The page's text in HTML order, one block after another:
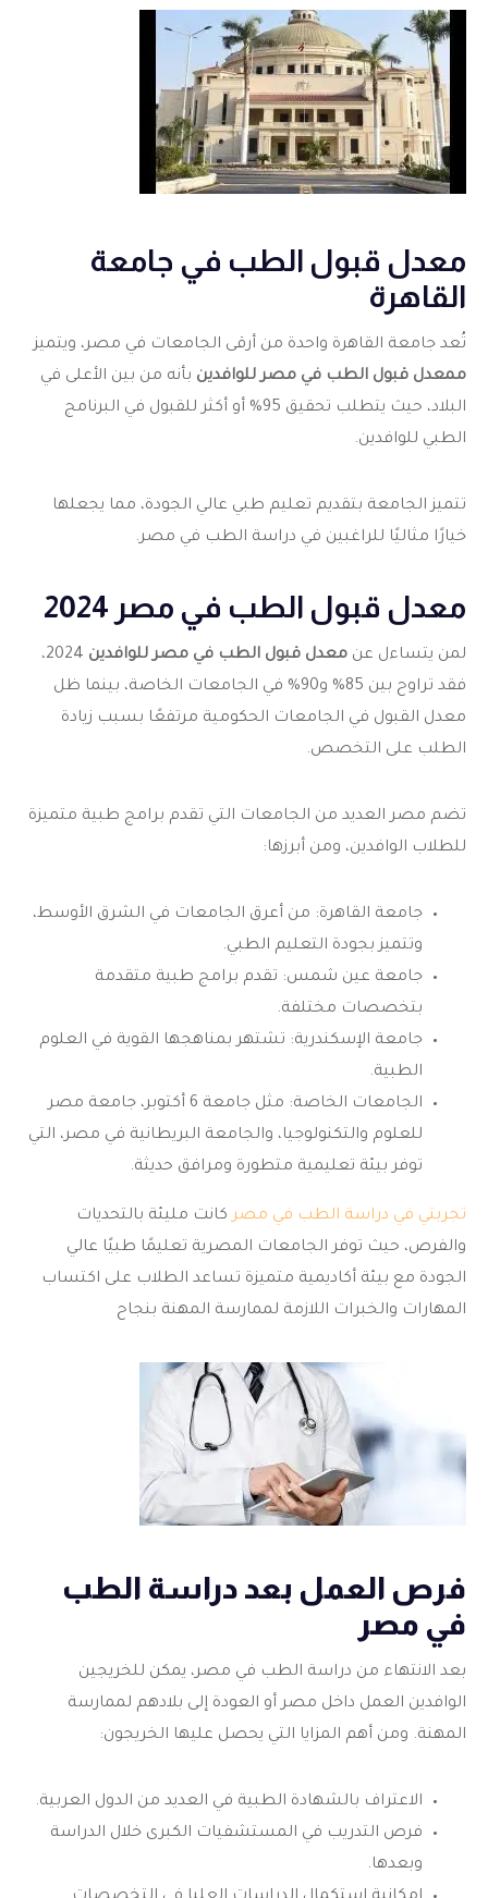
معدل قبول الطب في جامعة
القاهرة
تُعد جامعة القاهرة واحدة من أرقى الجامعات في مصر، ويتميز
ممعدل قبول الطب في مصر للوافدين بأنه من بين الأعلى في
البلاد، حيث يتطلب تحقيق 95% أو أكثر للقبول في البرنامج
الطبي للوافدين.
تتميز الجامعة بتقديم تعليم طبي عالي الجودة، مما يجعلها
خيارًا مثاليًا للراغبين في دراسة الطب في مصر.
معدل قبول الطب في مصر 2024
لمن يتساءل عن معدل قبول الطب في مصر للوافدين
2024،
فقد تراوح بين 85% و90% في الجامعات الخاصة، بينما ظل
معدل القبول في الجامعات الحكومية مرتفعًا بسبب زيادة
الطلب على التخصص.
تضم مصر العديد من الجامعات التي تقدم برامج طبية متميزة
للطلاب الوافدين، ومن أبرزها:
جامعة القاهرة: من أعرق الجامعات في الشرق الأوسط،
وتتميز بجودة التعليم الطبي.
جامعة عين شمس: تقدم برامج طبية متقدمة
بتخصصات مختلفة.
جامعة الإسكندرية: تشتهر بمناهجها القوية في العلوم
الطبية.
الجامعات الخاصة: مثل جامعة 6 أكتوبر، جامعة مصر
للعلوم والتكنولوجيا، والجامعة البريطانية في مصر، التي
توفر بيئة تعليمية متطورة ومرافق حديثة.
تجربتي في دراسة الطب في مصركانت مليئة بالتحديات
والفرص، حيث توفر الجامعات المصرية تعليمًا طبيًا عالي
الجودة مع بيئة أكاديمية متميزة تساعد الطلاب على اكتساب
المهارات والخبرات اللازمة لممارسة المهنة بنجاح
فرص العمل بعد دراسة الطب
في مصر
بعد الانتهاء من دراسة الطب في مصر، يمكن للخريجين
الوافدين العمل داخل مصر أو العودة إلى بلادهم لممارسة
المهنة. ومن أهم المزايا التي يحصل عليها الخريجون:
الاعتراف بالشهادة الطبية في العديد من الدول العربية.
فرص التدريب في المستشفيات الكبرى خلال الدراسة
وبعدها.